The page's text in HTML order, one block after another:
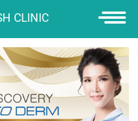
CLINIC